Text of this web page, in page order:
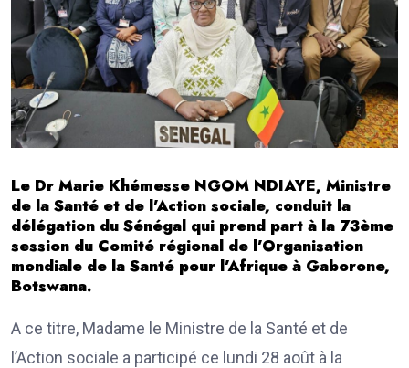
Le Dr Marie Khémesse NGOM NDIAYE, Ministre
de la Santé et de l’Action sociale, conduit la
délégation du Sénégal qui prend part à la 73ème
session du Comité régional de l’Organisation
mondiale de la Santé pour l’Afrique à Gaborone,
Botswana.
A ce titre, Madame le Ministre de la Santé et de
l’Action sociale a participé ce lundi 28 août à la